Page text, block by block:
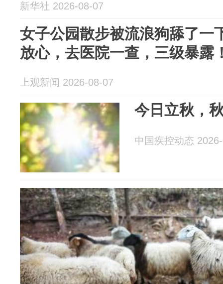
新华社 2026-08-07
女子公园散步被流浪狗舔了一
放心，去医院一查，三级暴露
上观新闻 2026-08-07
今日立秋，
中国疾控动态